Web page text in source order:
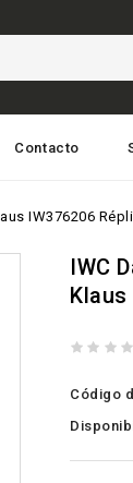
Contacto
IW376206
IWC
Klaus
Código